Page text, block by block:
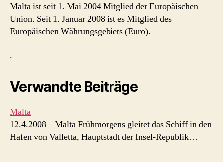
Malta ist seit 1. Mai 2004 Mitglied der Europäischen
Union. Seit 1. Januar 2008 ist es Mitglied des
Europäischen Währungsgebiets (Euro).
.
Verwandte Beiträge
Malta
12.4.2008 – Malta Frühmorgens gleitet das Schiff in den
Hafen von Valletta, Hauptstadt der Insel-Republik…